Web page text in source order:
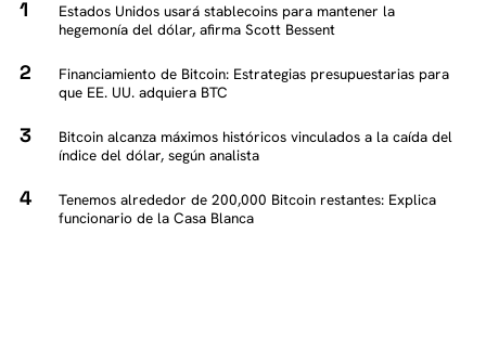
Estados Unidos usará stablecoins para mantener la
hegemonía del dólar, afirma Scott Bessent
Financiamiento de Bitcoin: Estrategias presupuestarias para
que EE. UU. adquiera BTC
Bitcoin alcanza máximos históricos vinculados a la caída del
índice del dólar, según analista
Tenemos alrededor de 200,000 Bitcoin restantes: Explica
funcionario de la Casa Blanca